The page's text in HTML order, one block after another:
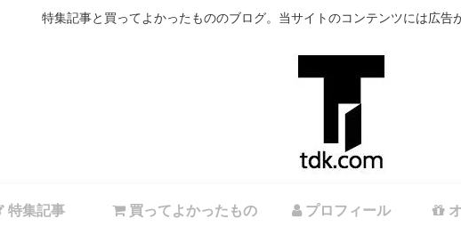
特集記事と買ってよかったもののブログ。当サイトのコンテンツには広告
特集記事 買ってよかったもの プロフィール